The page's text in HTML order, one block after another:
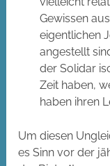
Gewissen
eigentlichen
angestellt
der Solidar
Zeit haben,
haben ihren
Um diesen
es Sinn vor der